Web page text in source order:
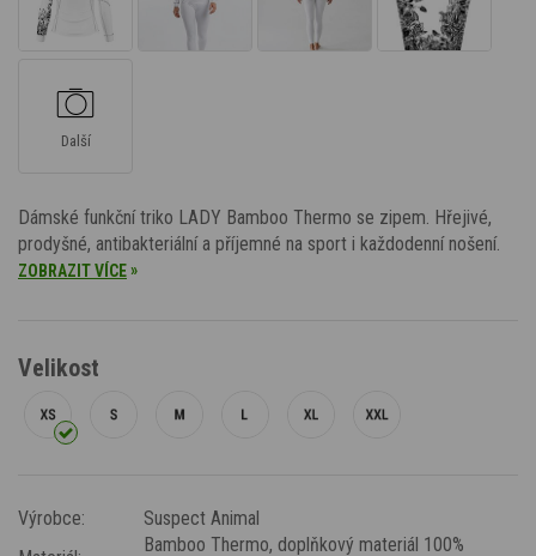
Další
Dámské funkční triko LADY Bamboo Thermo se zipem. Hřejivé,
prodyšné, antibakteriální a příjemné na sport i každodenní nošení.
ZOBRAZIT VÍCE»
Velikost
Výrobce:
Suspect Animal
Bamboo Thermo, doplňkový materiál 100%